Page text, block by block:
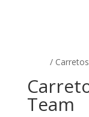
/
Team